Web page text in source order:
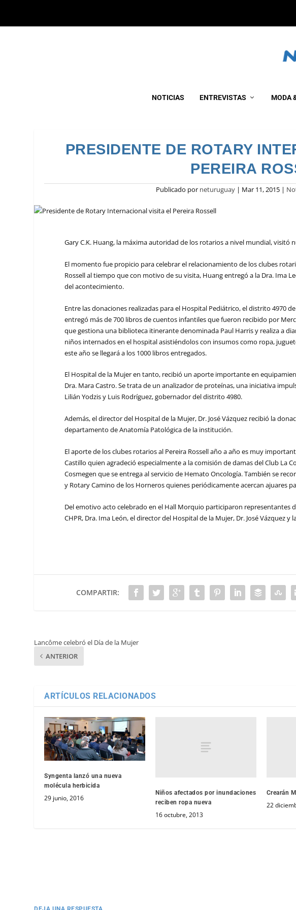
NOTICIAS ENTREVISTAS MODA
PRESIDENTE DE ROTARY
PEREIRA
Publicado por neturuguay | Mar 11, 2015 |
Gary C.K. Huang, la máxima autoridad de los rotarios a nivel mundial, visitó
El momento fue propicio para celebrar el relacionamiento de los clubes
Rossell al tiempo que con motivo de su visita, Huang entregó a la Dra. Ima
del acontecimiento.
Entre las donaciones realizadas para el Hospital Pediátrico, el distrito 4970
entregó más de 700 libros de cuentos infantiles que fueron recibido por
que gestiona una biblioteca itinerante denominada Paul Harris y realiza a
niños internados en el hospital asistiéndolos con insumos como ropa,
este año se llegará a los 1000 libros entregados.
El Hospital de la Mujer en tanto, recibió un aporte importante en
Dra. Mara Castro. Se trata de un analizador de proteínas, una iniciativa
Lilián Yodzis y Luis Rodríguez, gobernador del distrito 4980.
Además, el director del Hospital de la Mujer, Dr. José Vázquez recibió la
departamento de Anatomía Patológica de la institución.
El aporte de los clubes rotarios al Pereira Rossell año a año es muy
Castillo quien agradeció especialmente a la comisión de damas del Club La
Cosmegen que se entrega al servicio de Hemato Oncología. También se
y Rotary Camino de los Horneros quienes periódicamente acercan ajuares
Del emotivo acto celebrado en el Hall Morquio participaron representantes
CHPR, Dra. Ima León, el director del Hospital de la Mujer, Dr. José Vázquez
COMPARTIR:
Lancôme celebró el Día de la Mujer
ANTERIOR
ARTÍCULOS RELACIONADOS
Syngenta lanzó una nueva
molécula herbicida
29 junio, 2016
Niños afectados por inundaciones
reciben ropa nueva
16 octubre, 2013
Crearán
22